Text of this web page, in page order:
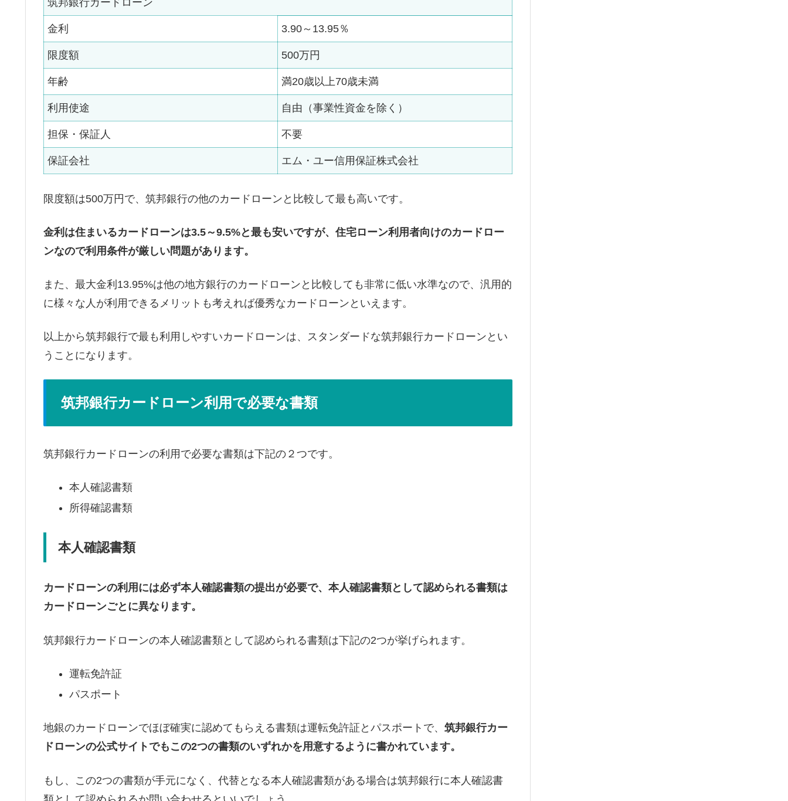
筑邦銀行カードローン
金利 3.90～13.95％
限度額 500万円
年齢 満20歳以上70歳未満
利用使途 自由（事業性資金を除く）
担保・保証人 不要
保証会社 エム・ユー信用保証株式会社
限度額は500万円で、筑邦銀行の他のカードローンと比較して最も高いです。
金利は住まいるカードローンは3.5～9.5%と最も安いですが、住宅ローン利用者向けのカードロー
ンなので利用条件が厳しい問題があります。
また、最大金利13.95%は他の地方銀行のカードローンと比較しても非常に低い水準なので、汎用的
に様々な人が利用できるメリットも考えれば優秀なカードローンといえます。
以上から筑邦銀行で最も利用しやすいカードローンは、スタンダードな筑邦銀行カードローンとい
うことになります。
筑邦銀行カードローン利用で必要な書類
筑邦銀行カードローンの利用で必要な書類は下記の２つです。
本人確認書類
所得確認書類
本人確認書類
カードローンの利用には必ず本人確認書類の提出が必要で、本人確認書類として認められる書類は
カードローンごとに異なります。
筑邦銀行カードローンの本人確認書類として認められる書類は下記の2つが挙げられます。
運転免許証
パスポート
地銀のカードローンでほぼ確実に認めてもらえる書類は運転免許証とパスポートで、 筑邦銀行カー
ドローンの公式サイトでもこの2つの書類のいずれかを用意するように書かれています。
もし、この2つの書類が手元になく、代替となる本人確認書類がある場合は筑邦銀行に本人確認書